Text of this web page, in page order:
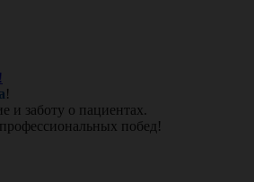
!
и заботу о пациентах.
побед!